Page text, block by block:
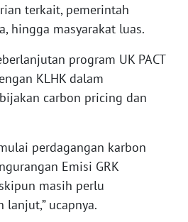
terkait, pemerintah
hingga masyarakat luas.
program UK PACT
KLHK dalam
carbon pricing dan
perdagangan karbon
Emisi GRK
masih perlu
ucapnya.